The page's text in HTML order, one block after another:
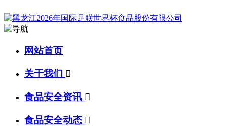
网站首页
关于我们 
食品安全资讯 
食品安全动态 